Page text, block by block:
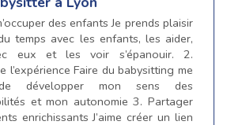
des enfants Je prends plaisir
temps avec les enfants, les aider,
eux et les voir s’épanouir. 2.
l’expérience Faire du babysitting me
développer mon sens des
et mon autonomie 3. Partager
enrichissants J’aime créer un lien